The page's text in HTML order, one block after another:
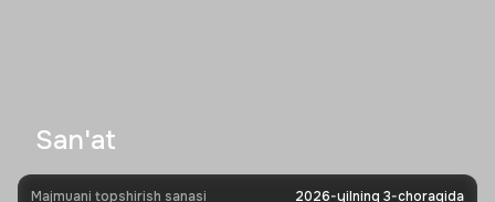
San'at
Majmuani topshirish sanasi 2026-yilning 3-choragida